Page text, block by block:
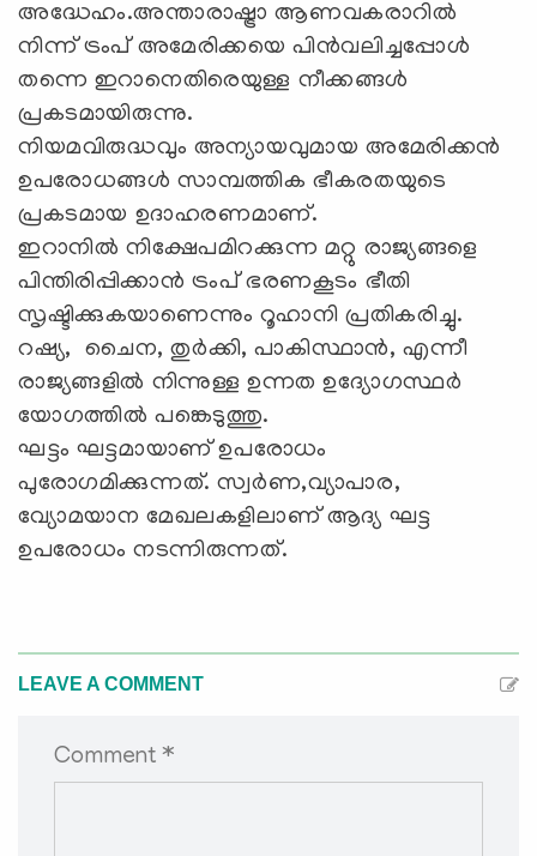
അദ്ധേഹം.അന്താരാഷ്ട്രാ ആണവകരാറില്‍
നിന്ന് ട്രംപ് അമേരിക്കയെ പിന്‍വലിച്ചപ്പോള്‍
തന്നെ ഇറാനെതിരെയുള്ള നീക്കങ്ങള്‍
പ്രകടമായിരുന്നു.
നിയമവിരുദ്ധവും അന്യായവുമായ അമേരിക്കന്‍
ഉപരോധങ്ങള്‍ സാമ്പത്തിക ഭീകരതയുടെ
പ്രകടമായ ഉദാഹരണമാണ്.
ഇറാനില്‍ നിക്ഷേപമിറക്കുന്ന മറ്റു രാജ്യങ്ങളെ
പിന്തിരിപ്പിക്കാന്‍ ട്രംപ് ഭരണകൂടം ഭീതി
സൃഷ്ടിക്കുകയാണെന്നും റൂഹാനി പ്രതികരിച്ചു.
റഷ്യ, ചൈന, തുര്‍ക്കി, പാകിസ്ഥാന്‍, എന്നീ
രാജ്യങ്ങളില്‍ നിന്നുള്ള ഉന്നത ഉദ്യോഗസ്ഥര്‍
യോഗത്തില്‍ പങ്കെടുത്തു.
ഘട്ടം ഘട്ടമായാണ് ഉപരോധം
പുരോഗമിക്കുന്നത്. സ്വര്‍ണ,വ്യാപാര,
വ്യോമയാന മേഖലകളിലാണ് ആദ്യ ഘട്ട
ഉപരോധം നടന്നിരുന്നത്.
LEAVE A COMMENT
Comment *